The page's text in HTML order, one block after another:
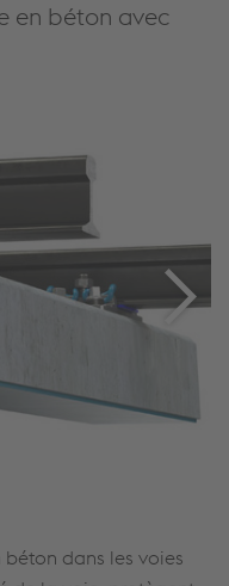
en béton avec
béton dans les voies